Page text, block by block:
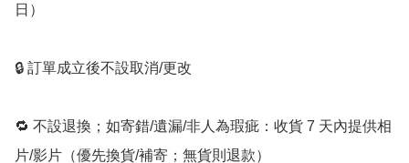
日）
🔒 訂單成立後不設取消/更改
🔁 不設退換；如寄錯/遺漏/非人為瑕疵：收貨 7 天內提供相
片/影片（優先換貨/補寄；無貨則退款）